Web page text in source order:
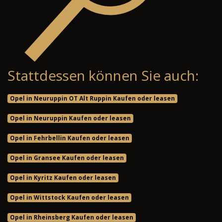
Stattdessen können Sie auch:
Opel in Neuruppin OT Alt Ruppin Kaufen oder leasen
Opel in Neuruppin Kaufen oder leasen
Opel in Fehrbellin Kaufen oder leasen
Opel in Gransee Kaufen oder leasen
Opel in Kyritz Kaufen oder leasen
Opel in Wittstock Kaufen oder leasen
Opel in Rheinsberg Kaufen oder leasen